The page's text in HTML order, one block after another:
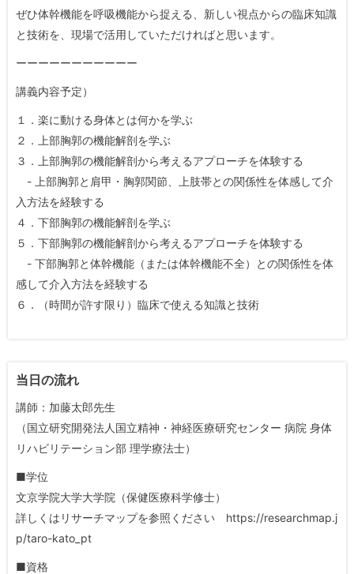
ぜひ体幹機能を呼吸機能から捉える、新しい視点からの臨床知識
と技術を、現場で活用していただければと思います。
ーーーーーーーーーーー
講義内容予定）
​１．楽に動ける身体とは何かを学ぶ
２．上部胸郭の機能解剖を学ぶ
３．上部胸郭の機能解剖から考えるアプローチを体験する
- 上部胸郭と肩甲・胸郭関節、上肢帯との関係性を体感して介
入方法を経験する
４．下部胸郭の機能解剖を学ぶ
５．下部胸郭の機能解剖から考えるアプローチを体験する
- 下部胸郭と体幹機能（または体幹機能不全）との関係性を体
感して介入方法を経験する
６．（時間が許す限り）臨床で使える知識と技術
当日の流れ
講師：加藤太郎先生
（国立研究開発法人国立精神・神経医療研究センター 病院 身体
リハビリテーション部 理学療法士）
■学位
文京学院大学大学院（保健医療科学修士）
詳しくはリサーチマップを参照ください https://researchmap.j
p/taro-kato_pt
■資格